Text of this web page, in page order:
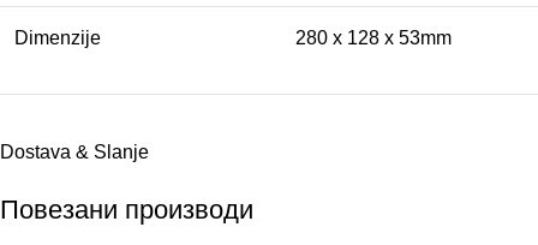
Dimenzije 280 x 128 x 53mm
Dostava & Slanje
Повезани производи